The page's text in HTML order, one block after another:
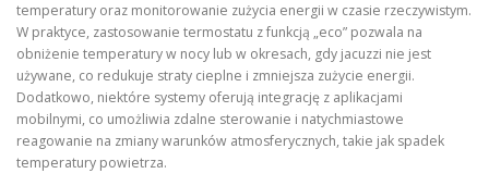
temperatury oraz monitorowanie zużycia energii w czasie rzeczywistym.
W praktyce, zastosowanie termostatu z funkcją „eco” pozwala na
obniżenie temperatury w nocy lub w okresach, gdy jacuzzi nie jest
używane, co redukuje straty cieplne i zmniejsza zużycie energii.
Dodatkowo, niektóre systemy oferują integrację z aplikacjami
mobilnymi, co umożliwia zdalne sterowanie i natychmiastowe
reagowanie na zmiany warunków atmosferycznych, takie jak spadek
temperatury powietrza.